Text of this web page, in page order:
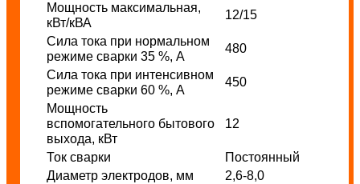
Мощность максимальная,
кВт/кВА
12/15
Сила тока при нормальном
режиме сварки 35 %, А
480
Сила тока при интенсивном
режиме сварки 60 %, А
450
Мощность
вспомогательного бытового
выхода, кВт
12
Ток сварки
Постоянный
Диаметр электродов, мм
2,6-8,0